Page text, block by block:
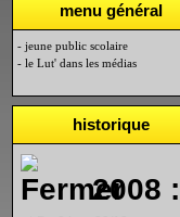
menu général
- jeune public scolaire
- le Lut' dans les médias
historique
2008 :